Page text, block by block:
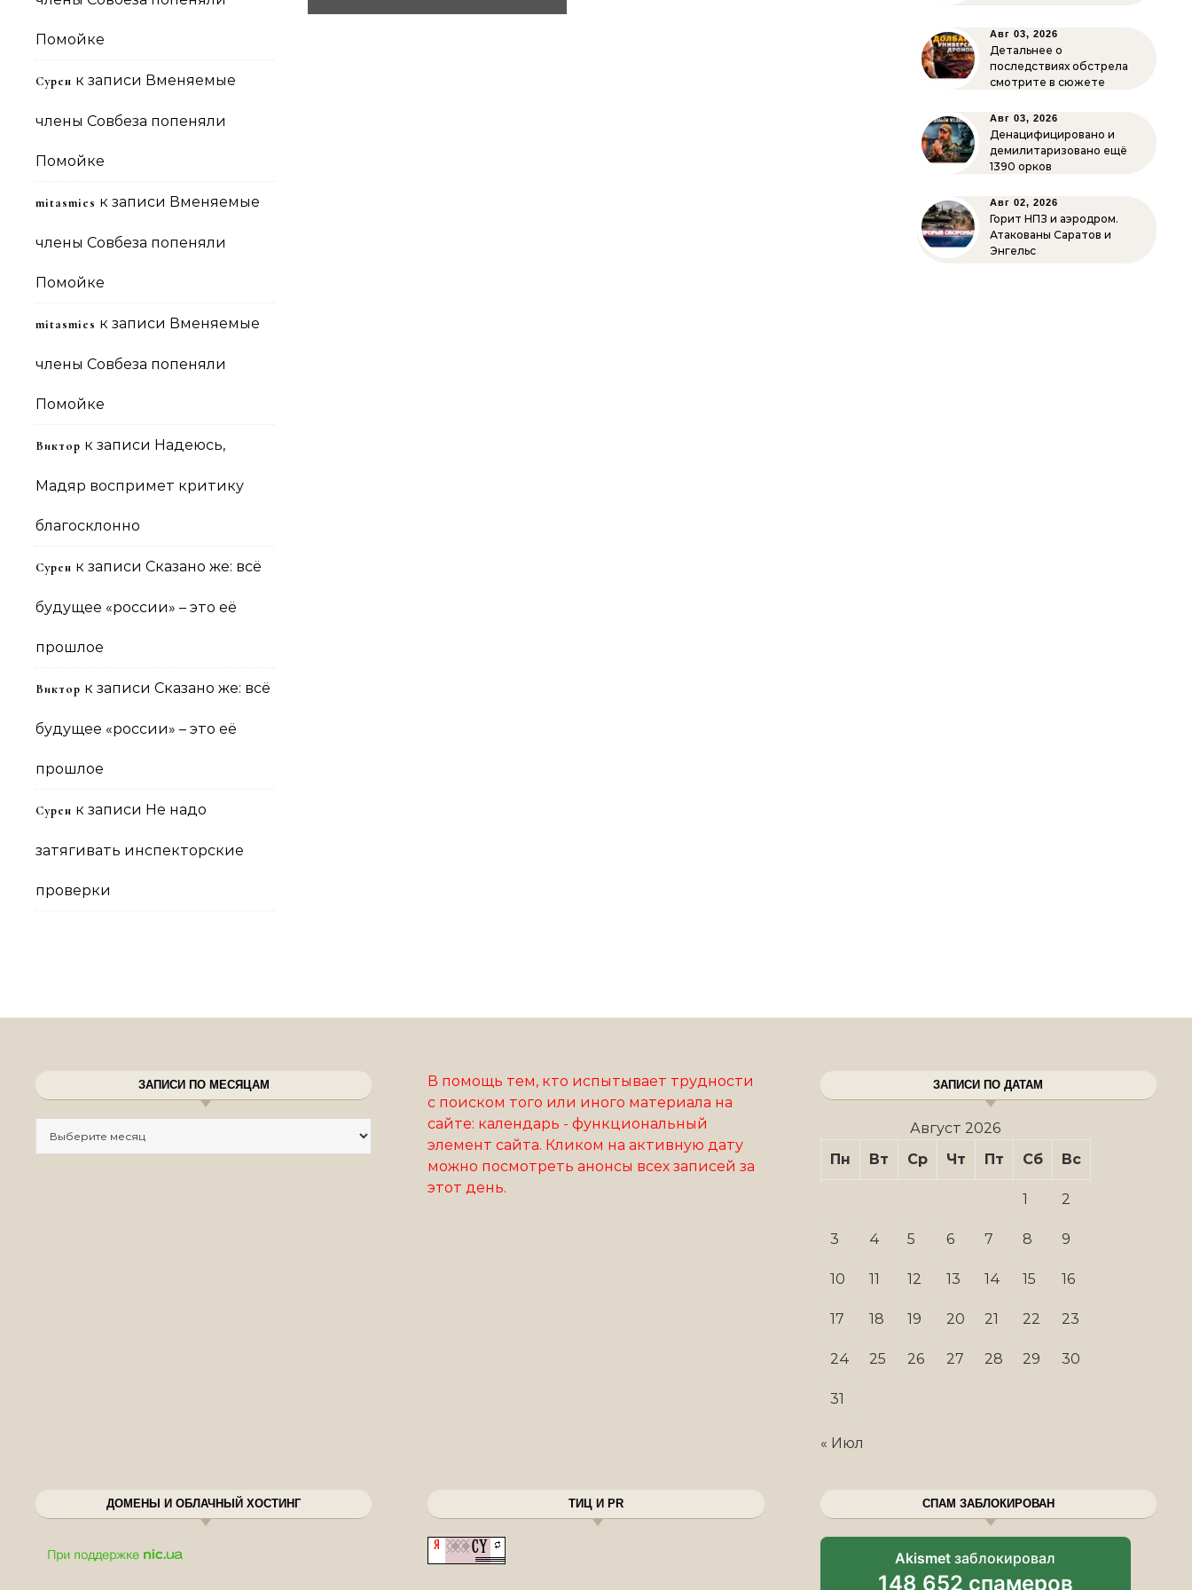
Помойке
Сурен к записи Вменяемые
члены Совбеза попеняли
Помойке
mitasmies к записи Вменяемые
члены Совбеза попеняли
Помойке
mitasmies к записи Вменяемые
члены Совбеза попеняли
Помойке
Виктор к записи Надеюсь,
Мадяр воспримет критику
благосклонно
Сурен к записи Сказано же: всё
будущее «россии» – это её
прошлое
Виктор к записи Сказано же: всё
будущее «россии» – это её
прошлое
Сурен к записи Не надо
затягивать инспекторские
проверки
Авг 03, 2026
Детальнее о
последствиях обстрела
смотрите в сюжете
Авг 03, 2026
Денацифицировано и
демилитаризовано ещё
1390 орков
Авг 02, 2026
Горит НПЗ и аэродром.
Атакованы Саратов и
Энгельс
ЗАПИСИ ПО МЕСЯЦАМ
В помощь тем, кто испытывает трудности
с поиском того или иного материала на
сайте: календарь - функциональный
элемент сайта. Кликом на активную дату
можно посмотреть анонсы всех записей за
этот день.
ЗАПИСИ ПО ДАТАМ
Август 2026
Пн
Вт Ср Чт Пт Сб Вс
1 2
3 4 5 6 7 8 9
10 11 12 13 14 15 16
17 18 19 20 21 22 23
24 25 26 27 28 29 30
31
« Июл
ДОМЕНЫ И ОБЛАЧНЫЙ ХОСТИНГ ТИЦ И PR СПАМ ЗАБЛОКИРОВАН
Akismet заблокировал
148 652 спамеров